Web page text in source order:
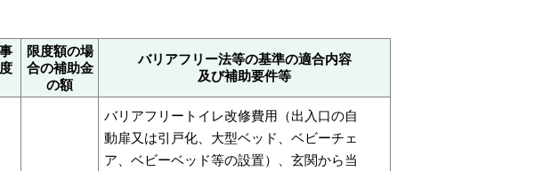
限度額の場
合の補助金
の額
バリアフリー法等の基準の適合内容
及び補助要件等
バリアフリートイレ改修費用（出入口の自
動扉又は引戸化、大型ベッド、ベビーチェ
ア、ベビーベッド等の設置）、玄関から当